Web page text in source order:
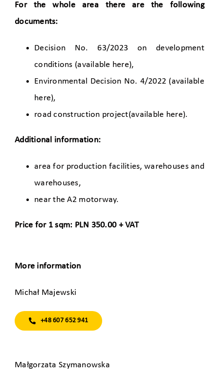
For the whole area there are the following
documents:
Decision No. 63/2023 on development
conditions (available here),
Environmental Decision No. 4/2022 (available
here),
road construction project(available here).
Additional information:
area for production facilities, warehouses and
warehouses,
near the A2 motorway.
Price for 1 sqm: PLN 350.00 + VAT
More information
Michał Majewski
+48 607 652 941
Małgorzata Szymanowska